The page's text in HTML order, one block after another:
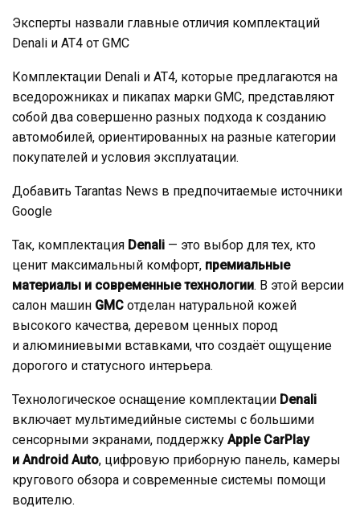
Эксперты назвали главные отличия комплектаций
Denali и AT4 от GMC
Комплектации Denali и AT4, которые предлагаются на
вседорожниках и пикапах марки GMC, представляют
собой два совершенно разных подхода к созданию
автомобилей, ориентированных на разные категории
покупателей и условия эксплуатации.
Добавить Tarantas News в предпочитаемые источники
Google
Так, комплектация Denali — это выбор для тех, кто
ценит максимальный комфорт, премиальные
материалы и современные технологии. В этой версии
салон машин GMC отделан натуральной кожей
высокого качества, деревом ценных пород
и алюминиевыми вставками, что создаёт ощущение
дорогого и статусного интерьера.
Технологическое оснащение комплектации Denali
включает мультимедийные системы с большими
сенсорными экранами, поддержку Apple CarPlay
и Android Auto, цифровую приборную панель, камеры
кругового обзора и современные системы помощи
водителю.